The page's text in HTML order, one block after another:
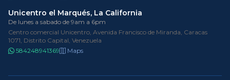
Unicentro el Marqués, La California
De lunes a sabado de 9am a 6pm
Centro comercial Unicentro, Avenida Francisco de Miranda, Caracas
1071, Distrito Capital, Venezuela
584248941369
Maps